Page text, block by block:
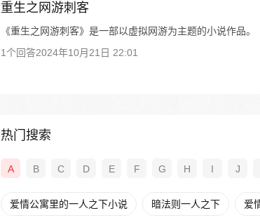
重生之网游刺客
《重生之网游刺客》是一部以虚拟网游为主题的小说作品。
1个回答2024年10月21日 22:01
热门搜索
A B C D E F G H I J
爱情公寓里的一人之下小说 暗法则一人之下 爱